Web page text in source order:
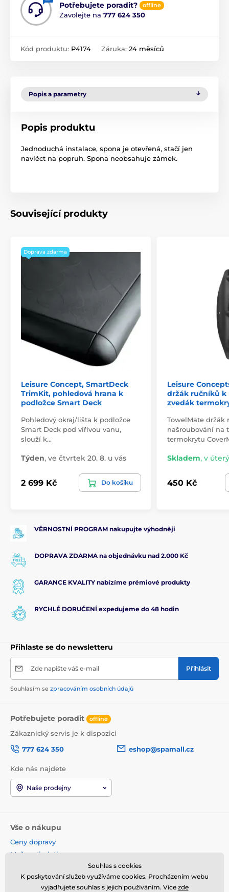
Potřebujete poradit? offline
Zavolejte na 777 624 350
Kód produktu: P4174 Záruka: 24 měsíců
Popis a parametry
Popis produktu
Jednoduchá instalace, spona je otevřená, stačí jen
navléct na popruh. Spona neobsahuje zámek.
Související produkty
Doprava zdarma
Leisure Concept, SmartDeck
TrimKit, pohledová hrana k
podložce Smart Deck
Pohledový okraj/lišta k podložce
Smart Deck pod vířivou vanu,
slouží k…
Týden, ve čtvrtek 20. 8. u vás
2 699 Kč Do košíku
Leisure
držák ručníků k
zvedák
TowelMate držák
našroubování na
termokrytu
Skladem, v úterý
450 Kč
VĚRNOSTNÍ PROGRAM nakupujte výhodněji
DOPRAVA ZDARMA na objednávku nad 2.000 Kč
GARANCE KVALITY nabízíme prémiové produkty
RYCHLÉ DORUČENÍ expedujeme do 48 hodin
Přihlaste se do newsletteru
Zde napište váš e-mail Přihlásit
Souhlasím se zpracováním osobních údajů
Potřebujete poradit offline
Zákaznický servis je k dispozici
777 624 350
eshop@spamall.cz
Kde nás najdete
Naše prodejny
Vše o nákupu
Ceny dopravy
Možnosti platby
Reklamace a vrácení
Souhlas s cookies
K poskytování služeb využíváme cookies. Procházením webu
vyjadřujete souhlas s jejich používáním. Více zde